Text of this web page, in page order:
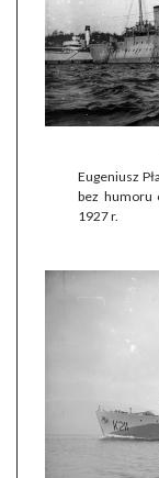
Eugeniusz
bez humoru
1927 r.